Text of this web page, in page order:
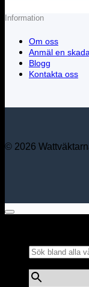
Information
Om oss
Anmäl en
Blogg
Kontakta oss
© 2026